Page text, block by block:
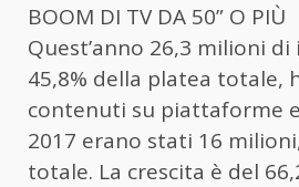
BOOM DI TV DA 50” O PIÙ
Quest’anno 26,3 milioni
45,8% della platea totale,
contenuti su piattaforme
2017 erano stati 16
totale. La crescita è del